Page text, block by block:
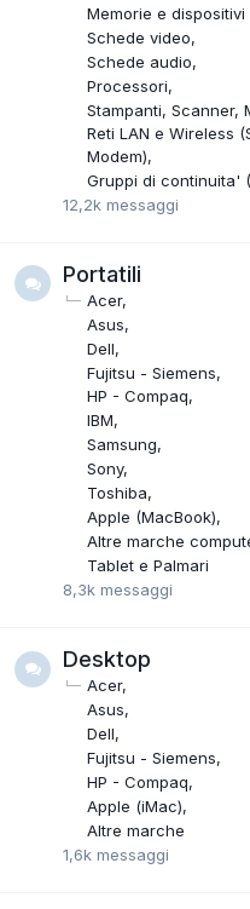
Memorie e
Schede video
Schede audio
Processori
Stampanti, Scanner,
Reti LAN e Wireless
Modem)
Gruppi di continuita'
12,2k messaggi
Portatili
Acer
Asus
Dell
Fujitsu - Siemens
HP - Compaq
IBM
Samsung
Sony
Toshiba
Apple (MacBook)
Altre marche
Tablet e Palmari
8,3k messaggi
Desktop
Acer
Asus
Dell
Fujitsu - Siemens
HP - Compaq
Apple (iMac)
Altre marche
1,6k messaggi